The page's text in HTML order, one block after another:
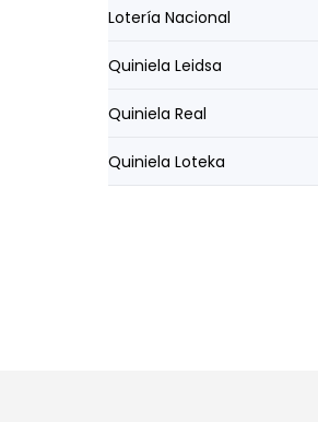
Lotería Nacional
Quiniela Leidsa
Quiniela Real
Quiniela Loteka